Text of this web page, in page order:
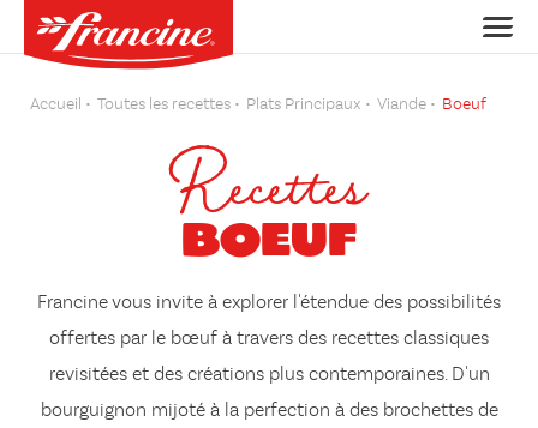
Accueil Toutes les recettes Plats Principaux Viande Boeuf
Recettes
Boeuf
Francine vous invite à explorer l'étendue des possibilités
offertes par le bœuf à travers des recettes classiques
revisitées et des créations plus contemporaines. D'un
bourguignon mijotéà la perfection à des brochettes de